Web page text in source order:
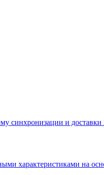
синхронизации и
характеристиками на